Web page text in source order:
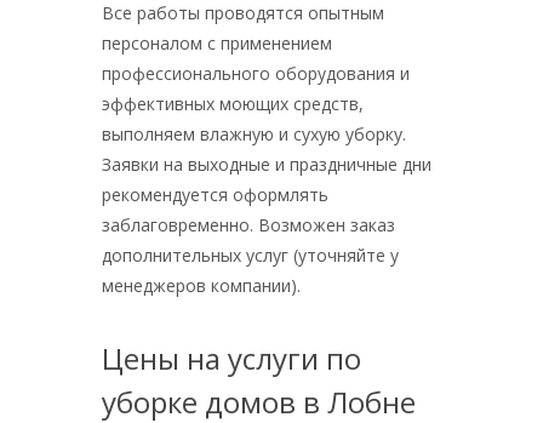
Все работы проводятся опытным
персоналом с применением
профессионального оборудования и
эффективных моющих средств,
выполняем влажную и сухую уборку.
Заявки на выходные и праздничные дни
рекомендуется оформлять
заблаговременно. Возможен заказ
дополнительных услуг (уточняйте у
менеджеров компании).
Цены на услуги по
уборке домов в Лобне